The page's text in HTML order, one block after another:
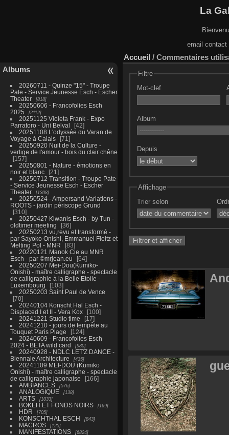
La
email
Albums
20260711 - Quinze "15" - Troupe
Pate - Service Jeunesse Esch - Escher
Theater
818
20250606 - Francofolies Esch
2025
2112
20251125 Violeta Frank - Expo
Parratoro - Uni Belval
42
20251108 L'odyssée du Varan de
Voyage à Calais
71
20250920 Nuit de la Culture -
vertige de l'amour - bois du clair chêne
157
20250801 - Nature - émotions en
noir et blanc
21
20250712 Transition - Troupe Pate
- Service Jeunesse Esch - Escher
Theater
1308
20250524 - Ampersand Variations -
ROOTS - jardin périscope Grund
310
20250427 Kiwanis Esch - by Tun -
oldtimer meeting
36
20250213 vu,revu et transformé -
par Sayoko Onishi, Emmanuel Fleitz et
Melting Pol - MNR
83
20220121 Manok Cie au MNR
Esch - par ©mrjean.eu
64
20250207 Mei-Dou(Kumiko-
Onishi) - maître calligraphe - spectacle
de calligraphie à la Belle Etoile -
Luxembourg
103
20250203 Saint Paul de Vence
70
20240104 Konscht Hal Esch -
Displaced I et II - Vera Kox
100
20241221 Studio time
17
20241210 - jours de tempête au
Touquet Paris Plage
124
20240609 - Francofolies Esch
2024 - BETA wild card
980
20240928 - NDLC LET'Z DANCE -
Biennale Architecture
435
20241109 MEI-DOU (Kumiko
Onishi) - maître calligraphe - spectacle
de calligraphie japonaise
166
AMBIANCES
576
ANALOGIQUE 138
ARTS 1033
BOKEH ET FONDS NOIRS 169
HDR 705
KONSCHTHAL ESCH 843
MACROS 125
MANIFESTATIONS 6824
Accueil / Commentaires
Filtre
Mot-clef
Album
Depuis
Affichage
Trier selon